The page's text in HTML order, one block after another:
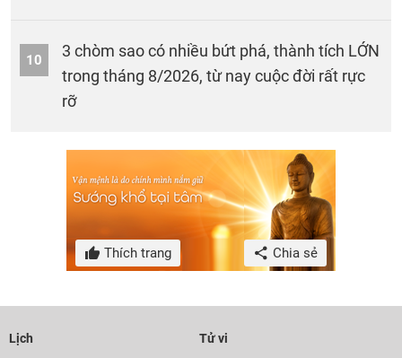
10
3 chòm sao có nhiều bứt phá, thành tích LỚN
trong tháng 8/2026, từ nay cuộc đời rất rực
rỡ
Thích trang Chia sẻ
Lịch
Tử vi